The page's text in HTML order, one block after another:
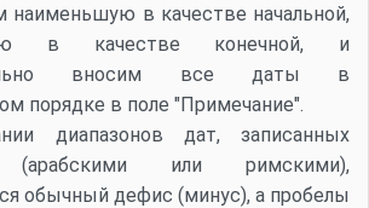
наименьшую в качестве начальной,
в качестве конечной, и
вносим все даты в
порядке в поле "Примечание".
диапазонов дат, записанных
(арабскими или римскими),
обычный дефис (минус), а пробелы